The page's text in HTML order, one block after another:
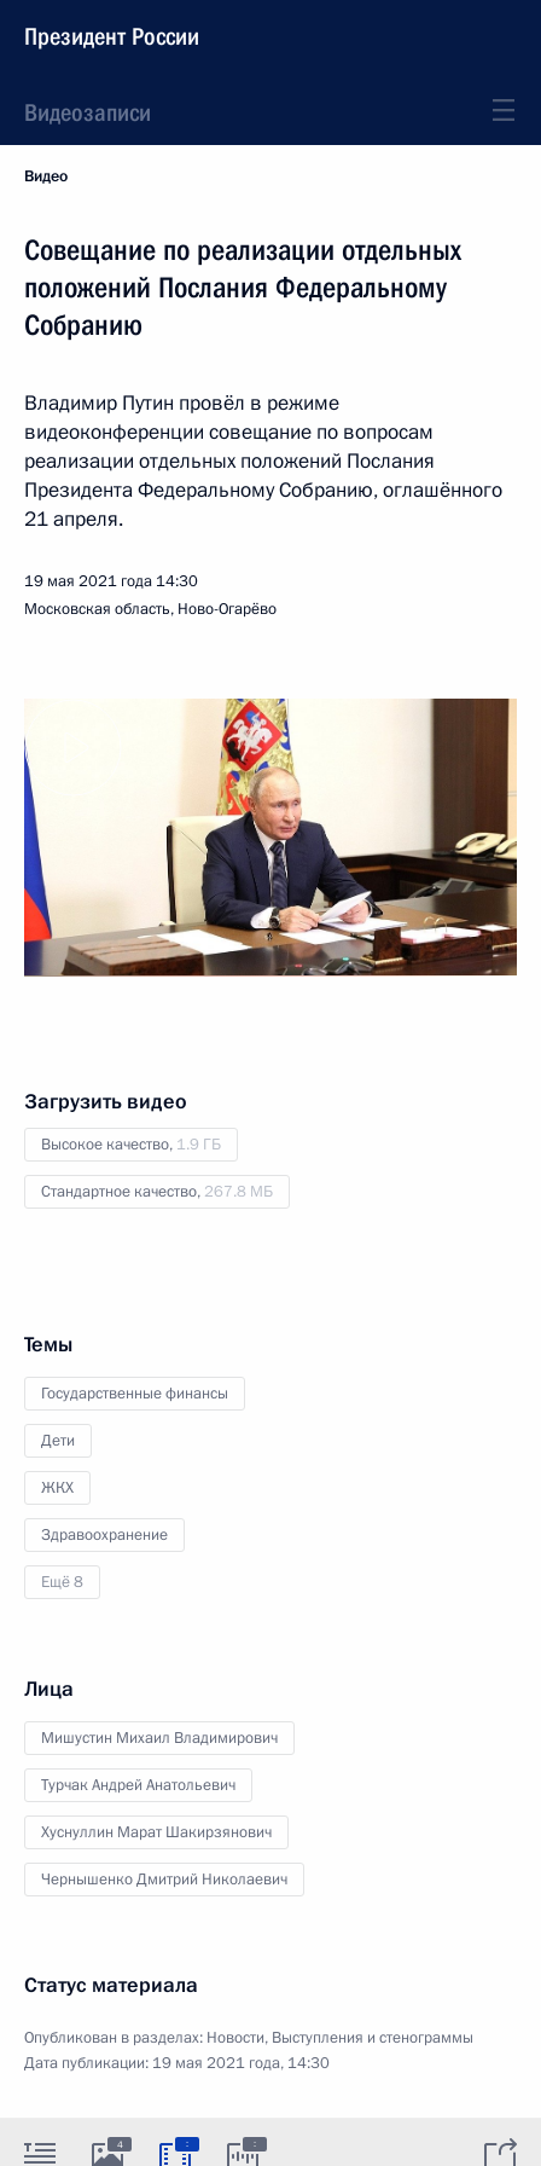
Президент России
Видеозаписи
Видео
Совещание по реализации отдельных
положений Послания Федеральному
Собранию
Владимир Путин провёл в режиме
видеоконференции совещание по вопросам
реализации отдельных положений Послания
Президента Федеральному Собранию, оглашённого
21 апреля.
19 мая 2021 года 14:30
Московская область, Ново-Огарёво
Загрузить видео
Высокое качество, 1.9 ГБ
Стандартное качество, 267.8 МБ
Темы
Государственные финансы
Дети
ЖКХ
Здравоохранение
Ещё 8
Лица
Мишустин Михаил Владимирович
Турчак Андрей Анатольевич
Хуснуллин Марат Шакирзянович
Чернышенко Дмитрий Николаевич
Статус материала
Опубликован в разделах: Новости, Выступления и стенограммы
Дата публикации: 19 мая 2021 года, 14:30
4 : :